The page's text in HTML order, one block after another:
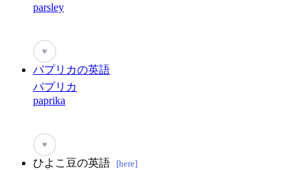
parsley
♥
パプリカの英語
パプリカ
paprika
♥
ひよこ豆の英語 [here]